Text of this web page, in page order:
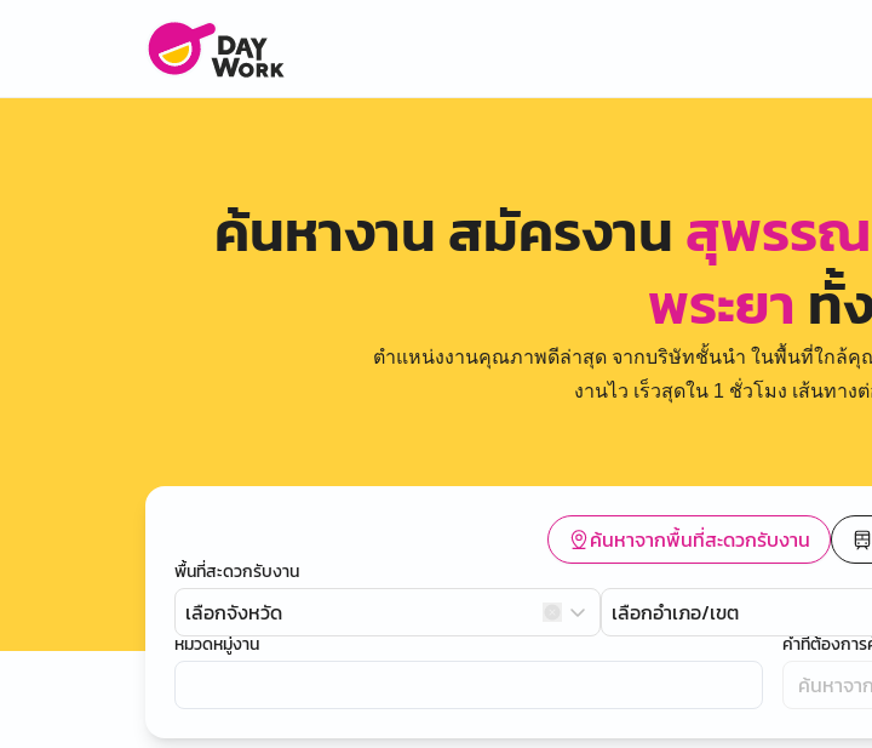
ค้นหางาน สมัครงานสุพรรณ
พระยา ทั้
ตำแหน่งงานคุณภาพดีล่าสุด จากบริษัทชั้นนำ ในพื้นที่ใกล้
งานไว เร็วสุดใน 1 ชั่วโมง เส้นทา
ค้นหาจากพื้นที่สะดวกรับงาน
พื้นที่สะดวกรับงาน
เลือกจังหวัด เลือกอำเภอ/เขต
หมวดหมู่งาน คำที่ต้องการ